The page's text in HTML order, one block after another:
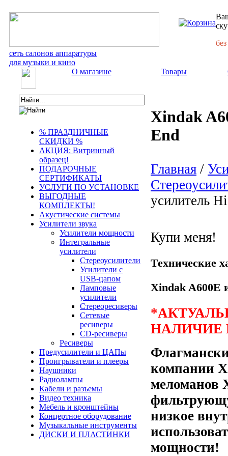
сеть салонов аппаратуры
для музыки и кино
О магазине Товары
% ПРАЗДНИЧНЫЕ
СКИДКИ %
АКЦИЯ: Витринный
образец!
ПОДАРОЧНЫЕ
СЕРТИФИКАТЫ
УСЛУГИ ПО УСТАНОВКЕ
ВЫГОДНЫЕ
КОМПЛЕКТЫ!
Акустические системы
Усилители звука
Усилители мощности
Интегральные
усилители
Стереоусилители
Усилители с
USB-цапом
Ламповые
усилители
Стереоресиверы
Сетевые
ресиверы
CD-ресиверы
Ресиверы
Предусилители и ЦАПы
Проигрыватели и плееры
Наушники
Радиолампы
Кабели и разъемы
Видео техника
Мебель и кронштейны
Концертное оборудование
Музыкальные инструменты
ДИСКИ И ПЛАСТИНКИ
Xindak
End
Главная /
усилитель
Купи меня!
Технические
Xindak A600E
НАЛИЧИЕ
компании
меломанов
низкое
мощности!